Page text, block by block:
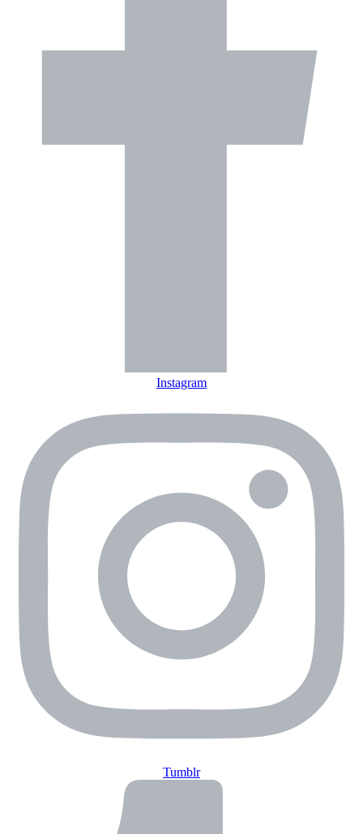
Instagram
Tumblr